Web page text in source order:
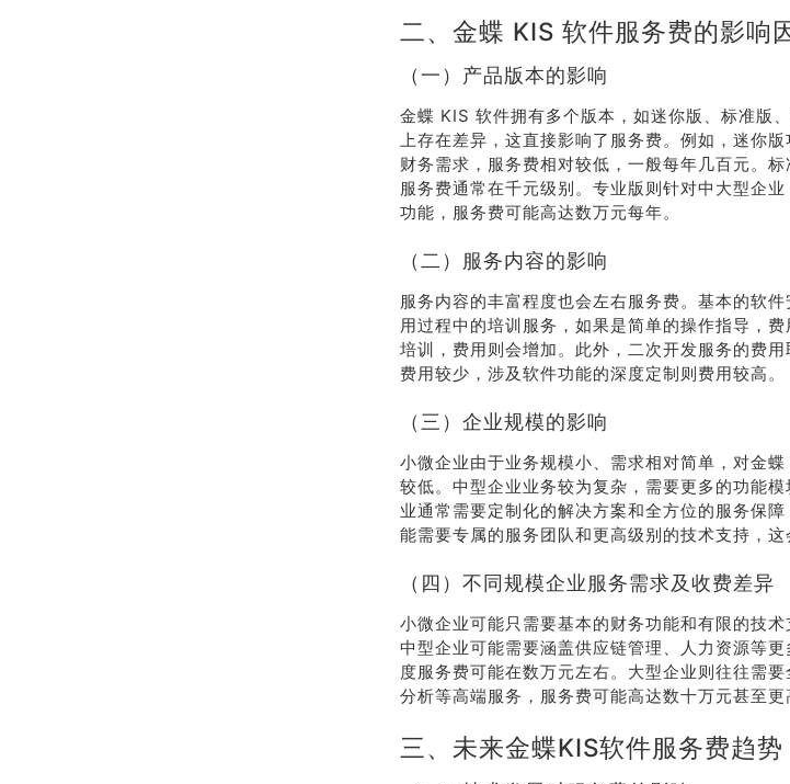
二、金蝶 KIS 软件服务费的影响
（一）产品版本的影响
金蝶 KIS 软件拥有多个版本，如迷你版、标准版
上存在差异，这直接影响了服务费。例如，迷你
财务需求，服务费相对较低，一般每年几百元。
服务费通常在千元级别。专业版则针对中大型企
功能，服务费可能高达数万元每年。
（二）服务内容的影响
服务内容的丰富程度也会左右服务费。基本的软
用过程中的培训服务，如果是简单的操作指导，
培训，费用则会增加。此外，二次开发服务的费
费用较少，涉及软件功能的深度定制则费用较高。
（三）企业规模的影响
小微企业由于业务规模小、需求相对简单，对金
较低。中型企业业务较为复杂，需要更多的功能
业通常需要定制化的解决方案和全方位的服务保
能需要专属的服务团队和更高级别的技术支持，这
（四）不同规模企业服务需求及收费差异
小微企业可能只需要基本的财务功能和有限的技
中型企业可能需要涵盖供应链管理、人力资源等
度服务费可能在数万元左右。大型企业则往往需
分析等高端服务，服务费可能高达数十万元甚至更
三、未来金蝶KIS软件服务费趋势